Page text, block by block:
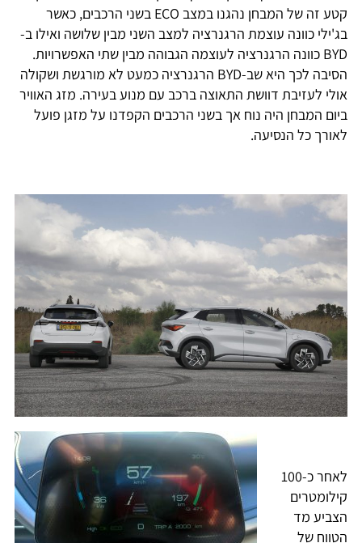
קטע זה של המבחן נהגנו במצב ECO בשני הרכבים, כאשר
בג'ילי כוונה עוצמת הרגנרציה למצב השני מבין שלושה ואילו ב-
BYD כוונה הרגנרציה לעוצמה הגבוהה מבין שתי האפשרויות.
הסיבה לכך היא שב-BYD הרגנרציה כמעט לא מורגשת ושקולה
אולי לעזיבת דוושת התאוצה ברכב עם מנוע בעירה. מזג האוויר
ביום המבחן היה נוח אך בשני הרכבים הקפדנו על מזגן פועל
לאורך כל הנסיעה.
לאחר כ-100
קילומטרים
הצביע מד
הטווח של